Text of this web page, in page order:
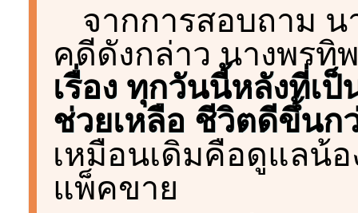
จากการสอบถาม น
คดีดังกล่าว นางพรทิ
เรื่อง ทุกวันนี้หลังที่เ
ช่วยเหลือ ชีวิตดีขึ้นก
เหมือนเดิมคือดูแลน้
แพ็คขาย